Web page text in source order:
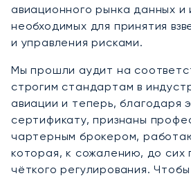
авиационного рынка данных
необходимых для принятия
и управления рисками.
Мы прошли аудит на
строгим стандартам в
авиации и теперь, благодаря
сертификату, признаны
чартерным брокером,
которая, к сожалению, до сих
чёткого регулирования.